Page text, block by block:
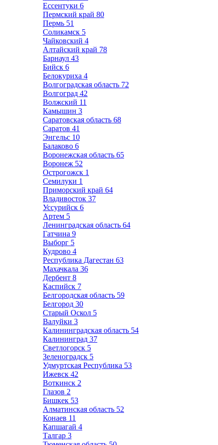
Ессентуки 6
Пермский край 80
Пермь 51
Соликамск 5
Чайковский 4
Алтайский край 78
Барнаул 43
Бийск 6
Белокуриха 4
Волгоградская область 72
Волгоград 42
Волжский 11
Камышин 3
Саратовская область 68
Саратов 41
Энгельс 10
Балаково 6
Воронежская область 65
Воронеж 52
Острогожск 1
Семилуки 1
Приморский край 64
Владивосток 37
Уссурийск 6
Артем 5
Ленинградская область 64
Гатчина 9
Выборг 5
Кудрово 4
Республика Дагестан 63
Махачкала 36
Дербент 8
Каспийск 7
Белгородская область 59
Белгород 30
Старый Оскол 5
Валуйки 3
Калининградская область 54
Калининград 37
Светлогорск 5
Зеленоградск 5
Удмуртская Республика 53
Ижевск 42
Воткинск 2
Глазов 2
Бишкек 53
Алматинская область 52
Конаев 11
Капшагай 4
Талгар 3